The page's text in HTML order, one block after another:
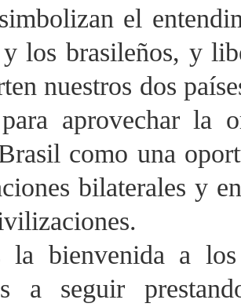
el
los brasileños, y
nuestros dos
aprovechar la
como una
bilaterales y
la bienvenida a
a seguir